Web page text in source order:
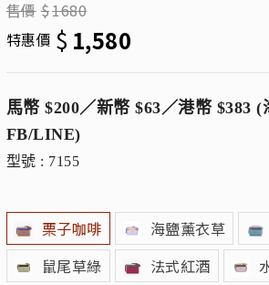
售價 $1680
特惠價 $ 1,580
馬幣 $200／新幣 $63／港幣 $383
FB/LINE)
型號 : 7155
栗子咖啡 海鹽薰衣草
鼠尾草綠
法式紅酒